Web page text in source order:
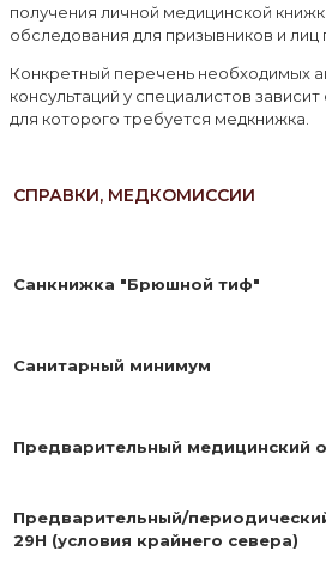
получения личной медицинской
обследования для призывников и лиц
Конкретный перечень необходимых
консультаций у специалистов зависит
для которого требуется медкнижка.
СПРАВКИ, МЕДКОМИССИИ
Санкнижка "Брюшной тиф"
Санитарный минимум
Предварительный медицинский
Предварительный/
29Н (условия крайнего севера)